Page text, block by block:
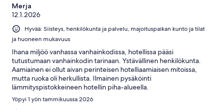
Merja
12.1.2026
Hyvää: Siisteys, henkilökunta ja palvelu, majoituspaikan kunto ja tilat
ja huoneen mukavuus
Ihana miljöö vanhassa vanhainkodissa, hotellissa pääsi
tutustumaan vanhainkodin tarinaan. Ystävällinen henkilökunta.
Aamiainen ei ollut aivan perinteisen hotelliaamiaisen mitoissa,
mutta ruoka oli herkullista. Ilmainen pysäköinti
lämmityspistokkeineen hotellin piha-alueella.
Yöpyi 1 yön tammikuussa 2026